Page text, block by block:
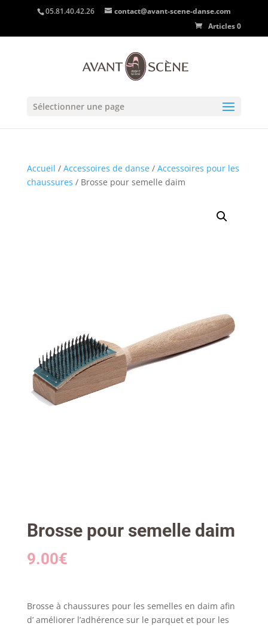
05.81.40.42.26
contact@avant-scene-danse.com
Articles 0
Sélectionner une page
Accueil / Accessoires de danse/ Accessoires pour les
chaussures / Brosse pour semelle daim
Brosse pour semelle daim
9.00€
Brosse à chaussures pour les semelles en daim afin
d’ améliorer l’adhérence sur le parquet et pour les